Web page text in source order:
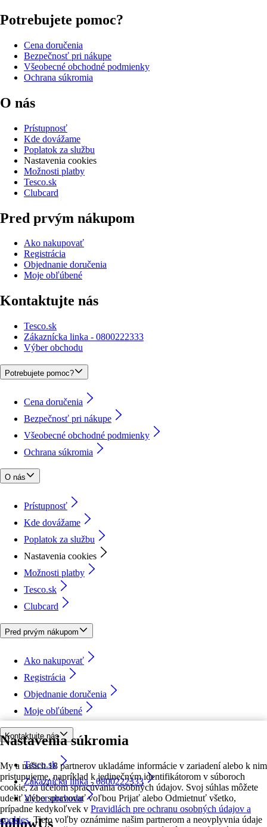
Nastavenia súkromia
My a našich 18 partnerov ukladáme informácie v zariadení alebo k nim
pristupujeme, napríklad k jedinečným identifikátorom v súboroch
cookie, za účelom spracúvania osobných údajov. Svoj súhlas môžete
udeliť alebo spravovať voľbou Prijať alebo Odmietnuť všetko,
prípadne kedykoľvek v Pravidlách pre ochranu osobných údajov a
cookies. Tieto voľby oznámime našim partnerom a neovplyvnia údaje
Potrebujete pomoc?
Cena doručenia
Bezpečnosť pri nákupe
Všeobecné obchodné podmienky
Ochrana súkromia
O nás
Prístupnosť
Kde dovážame
Poplatok za službu
Nastavenia cookies
Možnosti platby
Tesco.sk
Clubcard
Pred prvým nákupom
Ako nakupovať
Registrácia
Objednanie doručenia
Moje obľúbené
Kontaktujte nás
Tesco.sk
Zákaznícka linka - 0800222333
Výber obchodu
Potrebujete pomoc?
Cena doručenia
Bezpečnosť pri nákupe
Všeobecné obchodné podmienky
Ochrana súkromia
O nás
Prístupnosť
Kde dovážame
Poplatok za službu
Nastavenia cookies
Možnosti platby
Tesco.sk
Clubcard
Pred prvým nákupom
Ako nakupovať
Registrácia
Objednanie doručenia
Moje obľúbené
Kontaktujte nás
Tesco.sk
Zákaznícka linka - 0800222333
Výber obchodu
followUs